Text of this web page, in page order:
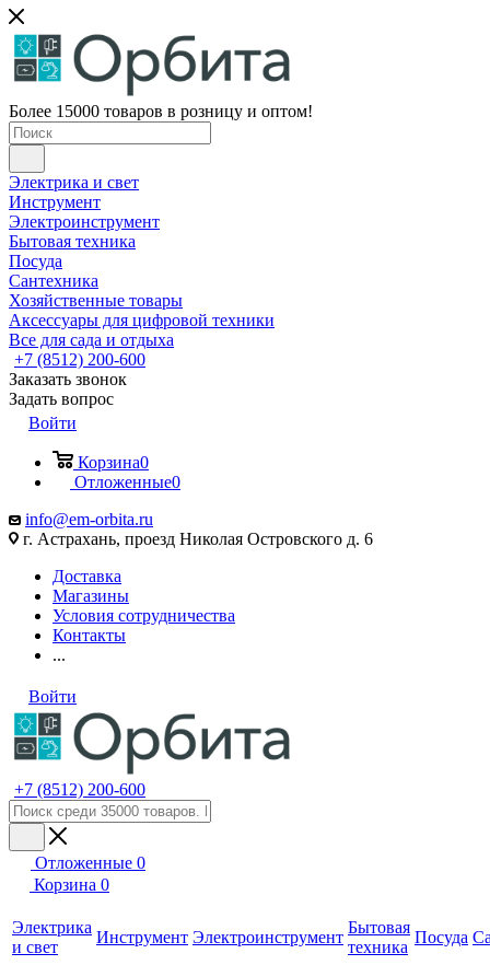
Более 15000 товаров в розницу и оптом!
Электрика и свет
Инструмент
Электроинструмент
Бытовая техника
Посуда
Сантехника
Хозяйственные товары
Аксессуары для цифровой техники
Все для сада и отдыха
+7 (8512) 200-600
Заказать звонок
Задать вопрос
Войти
Корзина0
Отложенные0
info@em-orbita.ru
г. Астрахань, проезд Николая Островского д. 6
Доставка
Магазины
Условия сотрудничества
Контакты
...
Войти
+7 (8512) 200-600
Отложенные 0
Корзина 0
Электрика
и свет
Инструмент Электроинструмент
Бытовая
техника
Посуда